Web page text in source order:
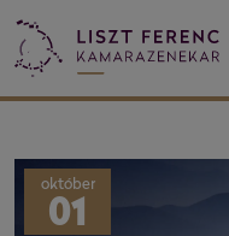
október
01